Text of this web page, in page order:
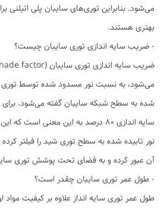
می‌شود. بنابراین توری‌های سایبان پلی اتیلنی
بهتری هستند.
- ضریب سایه اندازی توری سایبان چیست؟
می‌شود، به نسبت نور مسدود شده توسط توری
شده به سطح شبکه سایبان گفته می‌شود. برای
آن عبور کرده و به فضای تحت پوشش توری
- طول عمر توری سایبان چقدر است؟
طول عمر توری سایه انداز علاوه بر کیفیت